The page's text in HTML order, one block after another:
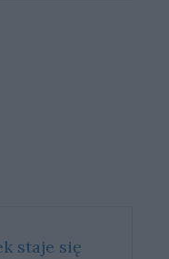
staje się